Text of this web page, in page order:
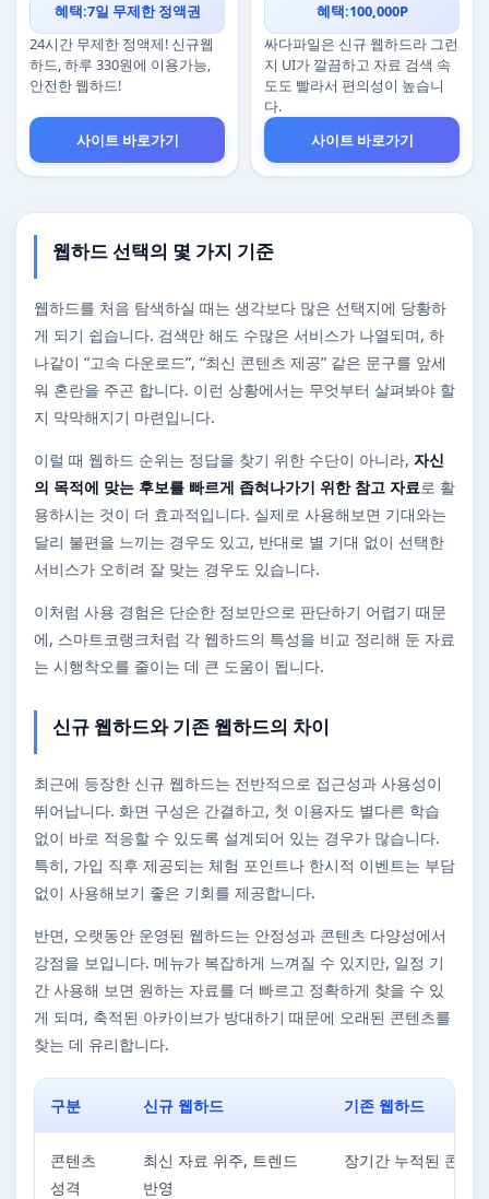
혜택:7일 무제한 정액권
24시간 무제한 정액제! 신규웹
하드, 하루 330원에 이용가능,
안전한 웹하드!
사이트 바로가기
혜택:100,000P
싸다파일은 신규 웹하드라 그런
지 UI가 깔끔하고 자료 검색 속
도도 빨라서 편의성이 높습니
다.
사이트 바로가기
웹하드 선택의 몇 가지 기준
웹하드를 처음 탐색하실 때는 생각보다 많은 선택지에 당황하
게 되기 쉽습니다. 검색만 해도 수많은 서비스가 나열되며, 하
나같이 “고속 다운로드”, “최신 콘텐츠 제공” 같은 문구를 앞세
워 혼란을 주곤 합니다. 이런 상황에서는 무엇부터 살펴봐야 할
지 막막해지기 마련입니다.
이럴 때 웹하드 순위는 정답을 찾기 위한 수단이 아니라, 자신
의 목적에 맞는 후보를 빠르게 좁혀나가기 위한 참고 자료로 활
용하시는 것이 더 효과적입니다. 실제로 사용해보면 기대와는
달리 불편을 느끼는 경우도 있고, 반대로 별 기대 없이 선택한
서비스가 오히려 잘 맞는 경우도 있습니다.
이처럼 사용 경험은 단순한 정보만으로 판단하기 어렵기 때문
에, 스마트코랭크처럼 각 웹하드의 특성을 비교 정리해 둔 자료
는 시행착오를 줄이는 데 큰 도움이 됩니다.
신규 웹하드와 기존 웹하드의 차이
최근에 등장한 신규 웹하드는 전반적으로 접근성과 사용성이
뛰어납니다. 화면 구성은 간결하고, 첫 이용자도 별다른 학습
없이 바로 적응할 수 있도록 설계되어 있는 경우가 많습니다.
특히, 가입 직후 제공되는 체험 포인트나 한시적 이벤트는 부담
없이 사용해보기 좋은 기회를 제공합니다.
반면, 오랫동안 운영된 웹하드는 안정성과 콘텐츠 다양성에서
강점을 보입니다. 메뉴가 복잡하게 느껴질 수 있지만, 일정 기
간 사용해 보면 원하는 자료를 더 빠르고 정확하게 찾을 수 있
게 되며, 축적된 아카이브가 방대하기 때문에 오래된 콘텐츠를
찾는 데 유리합니다.
구분 신규 웹하드 기존 웹하드
콘텐츠
성격
최신 자료 위주, 트렌드
반영
장기간 누적된 콘텐